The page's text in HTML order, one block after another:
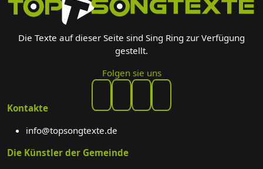
Die Texte auf dieser Seite sind Sing Ring zur Verfügung
gestellt.
Folgen sie uns
Kontakte
info@topsongtexte.de
Die Künstler der Gemeinde